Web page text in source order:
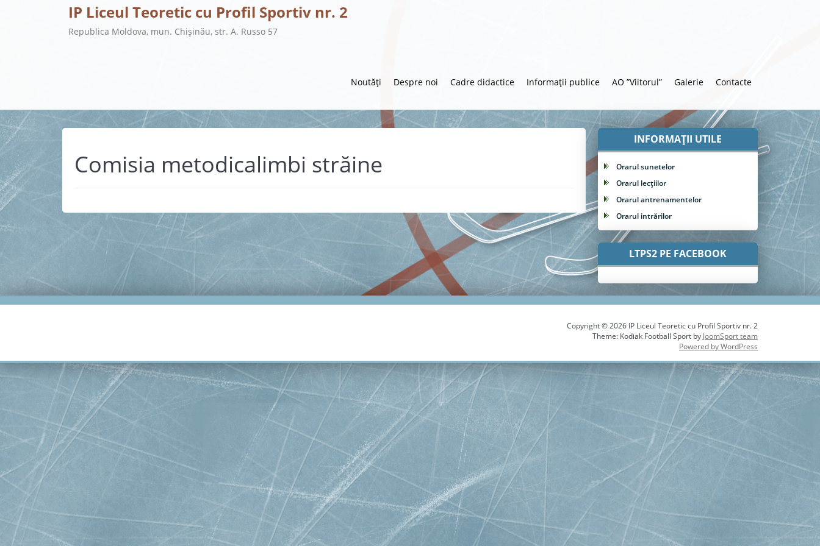
IP Liceul Teoretic cu Profil Sportiv nr. 2
Republica Moldova, mun. Chișinău, str. A. Russo 57
Noutăți Despre noi Cadre didactice Informații publice AO ”Viitorul” Galerie Contacte
Comisia metodicalimbi străine
INFORMAȚII UTILE
Orarul sunetelor
Orarul lecțiilor
Orarul antrenamentelor
Orarul intrărilor
LTPS2 PE FACEBOOK
Copyright © 2026 IP Liceul Teoretic cu Profil Sportiv nr. 2
Theme: Kodiak Football Sport by JoomSport team
Powered by WordPress